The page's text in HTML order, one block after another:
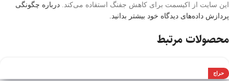
این سایت از اکیسمت برای کاهش جفنگ استفاده می‌کند. درباره چگونگی
پردازش داده‌های دیدگاه خود بیشتر بدانید.
محصولات مرتبط
حراج